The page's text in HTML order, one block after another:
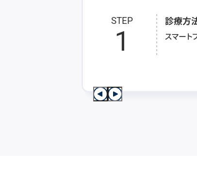
STEP
1
診療方
スマート